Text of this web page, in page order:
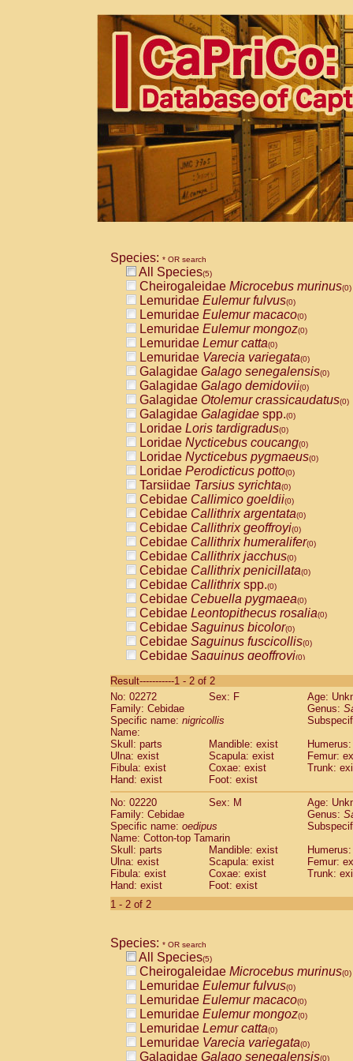
Species: * OR search
All Species(5)
Cheirogaleidae Microcebus murinus(0)
Lemuridae Eulemur fulvus(0)
Lemuridae Eulemur macaco(0)
Lemuridae Eulemur mongoz(0)
Lemuridae Lemur catta(0)
Lemuridae Varecia variegata(0)
Galagidae Galago senegalensis(0)
Galagidae Galago demidovii(0)
Galagidae Otolemur crassicaudatus(0)
Galagidae Galagidae spp.(0)
Loridae Loris tardigradus(0)
Loridae Nycticebus coucang(0)
Loridae Nycticebus pygmaeus(0)
Loridae Perodicticus potto(0)
Tarsiidae Tarsius syrichta(0)
Cebidae Callimico goeldii(0)
Cebidae Callithrix argentata(0)
Cebidae Callithrix geoffroyi(0)
Cebidae Callithrix humeralifer(0)
Cebidae Callithrix jacchus(0)
Cebidae Callithrix penicillata(0)
Cebidae Callithrixspp.(0)
Cebidae Cebuella pygmaea(0)
Cebidae Leontopithecus rosalia(0)
Cebidae Saguinus bicolor(0)
Cebidae Saguinus fuscicollis(0)
Cebidae Saguinus geoffroyi(0)
CebidaeSaguinus labiatus(0)
Cebidae Saguinus leucopus (0)
Cebidae
CebidaeSaguinus mystax
Cebidae Saguinus nigricollis (1)
Cebidae Saguinus oedipus
Cebidae Saguinus weddelli
Cebidae Saguinusspp.
Cebidae Aotus trivirgatus
Cebidae
CebidaeCebus apella
Cebidae Cebus capucinus
Cebidae Cebus nigrivittatus
Cebidae Cebusspp.(0)
Cebidae Saimiri boliviensis
CebidaeSaimiri sciureus(0)
AtelidaeAlouatta caraya(0)
Atelidae Alouatta seniculus
AtelidaeAlouatta
AtelidaeAteles belzebuth(0)
AtelidaeAteles geoffroyi(0)
AtelidaeAteles paniscus(0)
AtelidaeAtelesspp. (0)
AtelidaeLagothrix lagothricha
AtelidaeLagothrix lagothricha cana
PitheciidaeCacajao calvus
Result-----------1 - 2 of 2
No: 02272
Sex: F
Age:
Family: Cebidae
Genus:
Specific name: nigricollis
Name:
Skull: parts
Mandible: exist
Ulna: exist
Scapula: exist
Femur:
Fibula: exist
Coxae: exist
Trunk:
Hand: exist
Foot: exist
No: 02220
Sex: M
Age:
Family: Cebidae
Genus:
Specific name: oedipus
Name: Cotton-top Tamarin
Skull: parts
Mandible: exist
Ulna: exist
Scapula: exist
Femur:
Fibula: exist
Coxae: exist
Trunk:
Hand: exist
Foot: exist
1 - 2 of 2
Species: * OR search
All Species(5)
Cheirogaleidae Microcebus murinus(0)
Lemuridae Eulemur fulvus(0)
Lemuridae Eulemur macaco(0)
Lemuridae Eulemur mongoz(0)
Lemuridae Lemur catta(0)
Lemuridae Varecia variegata(0)
Galagidae Galago senegalensis(0)